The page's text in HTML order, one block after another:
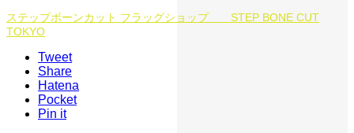
ステップボーンカット フラッグショップ STEP BONE CUT
TOKYO
Tweet
Share
Hatena
Pocket
Pin it